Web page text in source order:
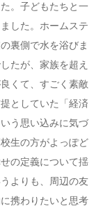
。子どもたちと一
した。ホームステ
裏側で水を浴びま
たが、家族を超え
くて、すごく素敵
としていた「経済
う思い込みに気づ
生の方がよっぽど
の定義について揺
よりも、周辺の友
携わりたいと思考